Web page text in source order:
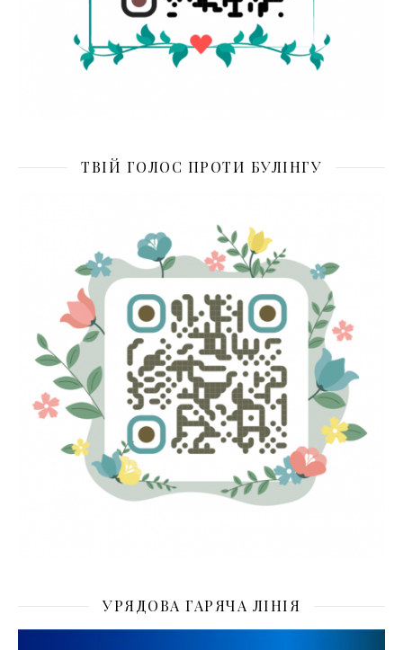
ТВІЙ ГОЛОС ПРОТИ БУЛІНГУ
УРЯДОВА ГАРЯЧА ЛІНІЯ